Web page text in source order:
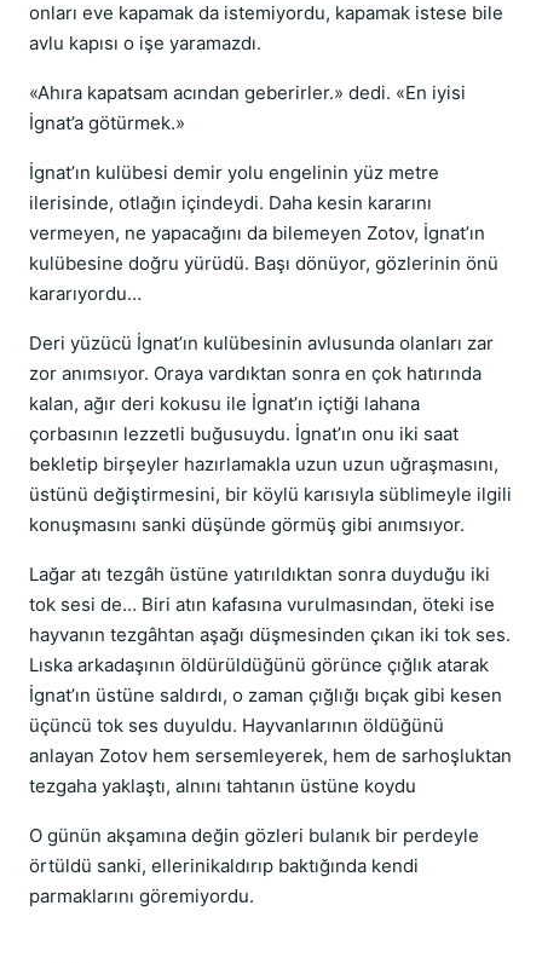
onları eve kapamak da istemiyordu, kapamak istese bile
avlu kapısı o işe yaramazdı.
«Ahıra kapatsam acından geberirler.» dedi. «En iyisi
İgnat’a götürmek.»
İgnat’ın kulübesi demir yolu engelinin yüz metre
ilerisinde, otlağın içindeydi. Daha kesin kararını
vermeyen, ne yapacağını da bilemeyen Zotov, İgnat’ın
kulübesine doğru yürüdü. Başı dönüyor, gözlerinin önü
kararıyordu…
Deri yüzücü İgnat’ın kulübesinin avlusunda olanları zar
zor anımsıyor. Oraya vardıktan sonra en çok hatırında
kalan, ağır deri kokusu ile İgnat’ın içtiği lahana
çorbasının lezzetli buğusuydu. İgnat’ın onu iki saat
bekletip birşeyler hazırlamakla uzun uzun uğraşmasını,
üstünü değiştirmesini, bir köylü karısıyla süblimeyle ilgili
konuşmasını sanki düşünde görmüş gibi anımsıyor.
Lağar atı tezgâh üstüne yatırıldıktan sonra duyduğu iki
tok sesi de… Biri atın kafasına vurulmasından, öteki ise
hayvanın tezgâhtan aşağı düşmesinden çıkan iki tok ses.
Lıska arkadaşının öldürüldüğünü görünce çığlık atarak
İgnat’ın üstüne saldırdı, o zaman çığlığı bıçak gibi kesen
üçüncü tok ses duyuldu. Hayvanlarının öldüğünü
anlayan Zotov hem sersemleyerek, hem de sarhoşluktan
tezgaha yaklaştı, alnını tahtanın üstüne koydu
O günün akşamına değin gözleri bulanık bir perdeyle
örtüldü sanki, ellerinikaldırıp baktığında kendi
parmaklarını göremiyordu.